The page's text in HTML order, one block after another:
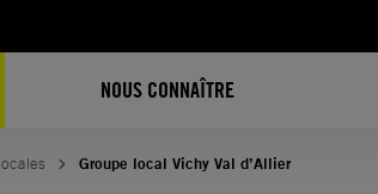
NOUS CONNAÎTRE
Groupe local Vichy Val d’Allier